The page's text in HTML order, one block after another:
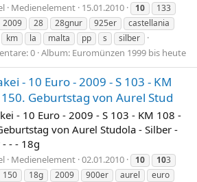
Medienelement 15.01.2010 10
133
2009 28 28gnur 925er
castellania
km la malta pp s silber
0 Album: Euromünzen 1999 bis heute
- 10 Euro - 2009 - S 103 - KM
150. Geburtstag von Aurel Stud
- 10 Euro - 2009 - S 103 - KM 108 -
von Aurel Studola - Silber -
- - 18g
Medienelement 02.01.2010 10 103
150 18g 2009 900er aurel
euro